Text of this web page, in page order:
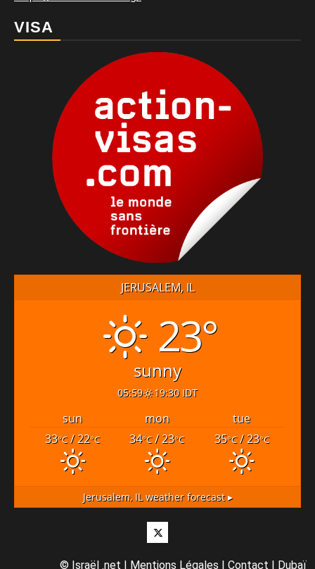
VISA
JERUSALEM, IL
23°
sunny
05:59 19:30 IDT
sun mon
tue
33°C/ 22°C 34°C/ 23°C 35°C/ 23°C
Jerusalem, ILweather forecast ▸
Twitter
© Israël .net | Mentions Légales | Contact | Dubaï